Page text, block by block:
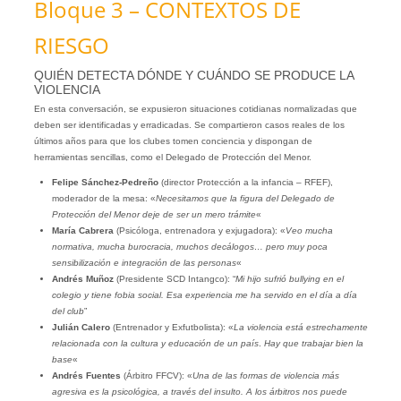
Bloque 3 – CONTEXTOS DE
RIESGO
QUIÉN DETECTA DÓNDE Y CUÁNDO SE PRODUCE LA
VIOLENCIA
En esta conversación, se expusieron situaciones cotidianas normalizadas que
deben ser identificadas y erradicadas. Se compartieron casos reales de los
últimos años para que los clubes tomen conciencia y dispongan de
herramientas sencillas, como el Delegado de Protección del Menor.
Felipe Sánchez-Pedreño(director Protección a la infancia – RFEF),
moderador de la mesa: «Necesitamos que la figura del Delegado de
Protección del Menor deje de ser un mero trámite«
María Cabrera(Psicóloga, entrenadora y exjugadora): «Veo mucha
normativa, mucha burocracia, muchos decálogos… pero muy poca
sensibilización e integración de las personas«
Andrés Muñoz(Presidente SCD Intangco): “Mi hijo sufrió bullying en el
colegio y tiene fobia social. Esa experiencia me ha servido en el día a día
del club”
Julián Calero(Entrenador y Exfutbolista): «La violencia está estrechamente
relacionada con la cultura y educación de un país. Hay que trabajar bien la
base«
Andrés Fuentes (Árbitro FFCV): «Una de las formas de violencia más
agresiva es la psicológica, a través del insulto. A los árbitros nos puede